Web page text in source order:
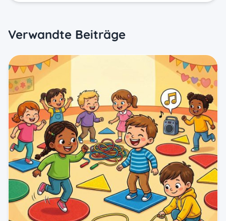
Verwandte Beiträge